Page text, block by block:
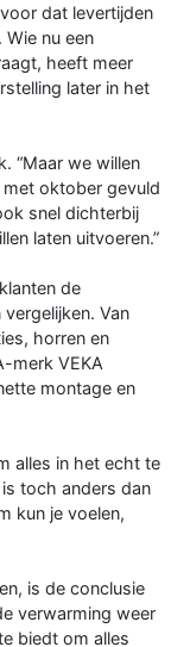
dat levertijden
nu een
heeft meer
later in het
“Maar we willen
met oktober gevuld
snel dichterbij
laten uitvoeren.”
de
Van
horren en
merk VEKA
montage en
alles in het echt te
is toch anders dan
kun je voelen,
is de conclusie
verwarming weer
biedt om alles